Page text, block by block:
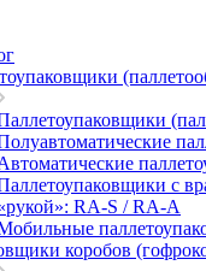
с
RA-S / RA-A
коробов